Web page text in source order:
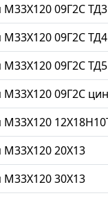
09Г2С ТД3
09Г2С ТД4
09Г2С ТД5
09Г2С
20Х13
30Х13